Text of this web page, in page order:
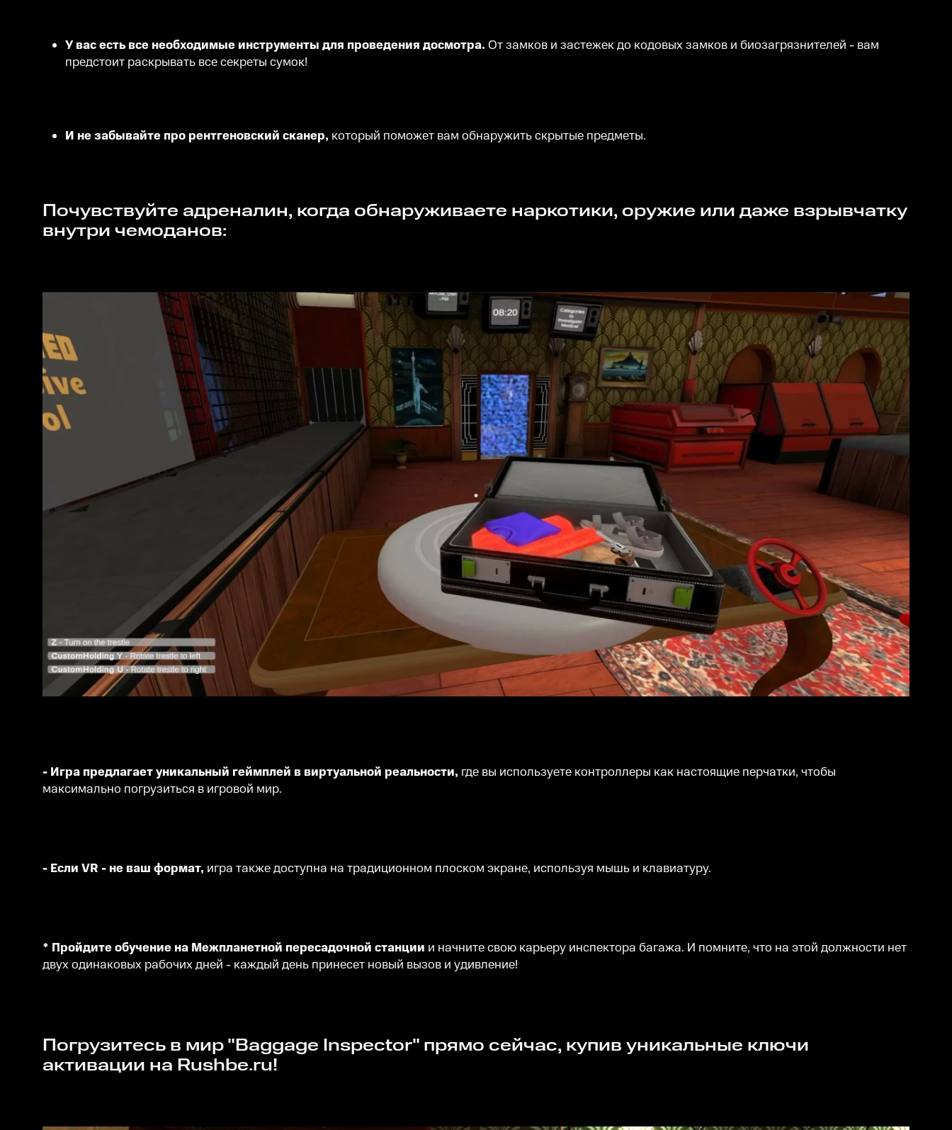
У вас есть все необходимые инструменты для проведения досмотра. От замков и застежек до кодовых замков и биозагрязнителей - вам
предстоит раскрывать все секреты сумок!
И не забывайте про рентгеновский сканер, который поможет вам обнаружить скрытые предметы.
Почувствуйте адреналин, когда обнаруживаете наркотики, оружие или даже взрывчатку
внутри чемоданов:
- Игра предлагает уникальный геймплей в виртуальной реальности, где вы используете контроллеры как настоящие перчатки, чтобы
максимально погрузиться в игровой мир.
- Если VR - не ваш формат, игра также доступна на традиционном плоском экране, используя мышь и клавиатуру.
* Пройдите обучение на Межпланетной пересадочной станции и начните свою карьеру инспектора багажа. И помните, что на этой должности нет
двух одинаковых рабочих дней - каждый день принесет новый вызов и удивление!
Погрузитесь в мир "Baggage Inspector" прямо сейчас, купив уникальные ключи
активации на Rushbe.ru!